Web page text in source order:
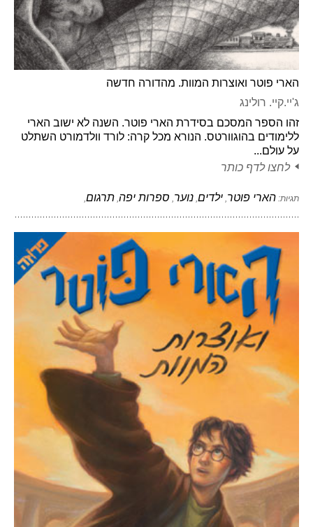
הארי פוטר ואוצרות המוות. מהדורה חדשה
ג'יי.קיי. רולינג
זהו הספר המסכם בסידרת הארי פוטר. השנה לא ישוב הארי
ללימודים בהוגוורטס. הנורא מכל קרה: לורד וולדמורט השתלט
על עולם...
לחצו לדף כותר
תגיות: הארי פוטר, ילדים, נוער, ספרות יפה, תרגום,